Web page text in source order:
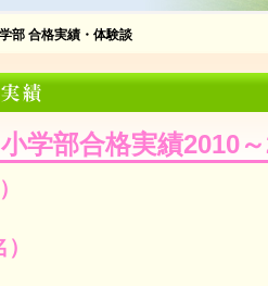
部 合格実績・体験談
小学部合格実績2010